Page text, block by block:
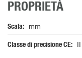
PROPRIETÀ
Scala mm
Classe di precisione CE